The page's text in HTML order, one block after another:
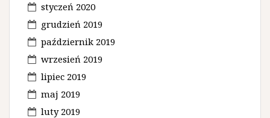
styczeń 2020
grudzień 2019
październik 2019
wrzesień 2019
lipiec 2019
maj 2019
luty 2019